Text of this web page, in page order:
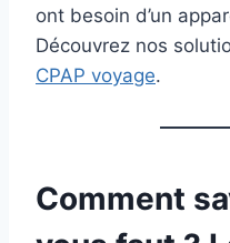
ont besoin d’un
Découvrez nos
CPAP voyage.
Comment